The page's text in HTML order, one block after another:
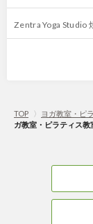
Zentra Yoga Studio
TOP 〉 ヨガ教室・ピ
ガ教室・ピラティス教